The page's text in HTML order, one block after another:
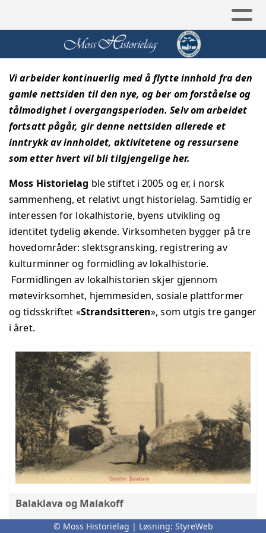
Vi arbeider kontinuerlig med å flytte innhold fra den
gamle nettsiden til den nye, og ber om forståelse og
tålmodighet i overgangsperioden. Selv om arbeidet
fortsatt pågår, gir denne nettsiden allerede et
inntrykk av innholdet, aktivitetene og ressursene
som etter hvert vil bli tilgjengelige her.
Moss Historielag ble stiftet i 2005 og er, i norsk
sammenheng, et relativt ungt historielag. Samtidig er
interessen for lokalhistorie, byens utvikling og
identitet tydelig økende. Virksomheten bygger på tre
hovedområder: slektsgransking, registrering av
kulturminner og formidling av lokalhistorie.
Formidlingen av lokalhistorien skjer gjennom
møtevirksomhet, hjemmesiden, sosiale plattformer
og tidsskriftet «Strandsitteren», som utgis tre ganger
i året.
Balaklava og Malakoff
Om navnene Balaklava og Malakoff, Krimkrigen og
© Moss Historielag | Løsning: StyreWeb